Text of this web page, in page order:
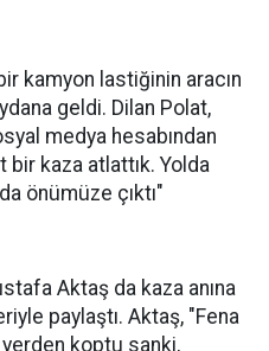
kamyon lastiğinin aracın
geldi. Dilan Polat,
medya hesabından
bir kaza atlattık. Yolda
önümüze çıktı"
Aktaş da kaza anına
paylaştı. Aktaş, "Fena
yerden koptu sanki,